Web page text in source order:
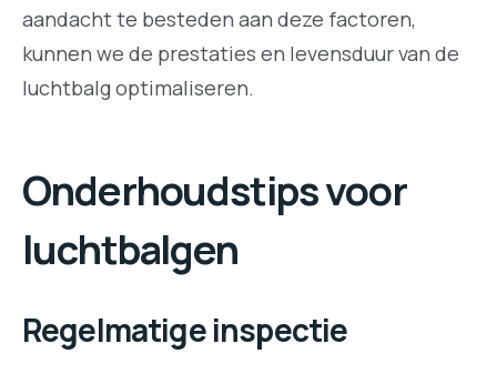
aandacht te besteden aan deze factoren,
kunnen we de prestaties en levensduur van de
luchtbalg optimaliseren.
Onderhoudstips voor
luchtbalgen
Regelmatige inspectie